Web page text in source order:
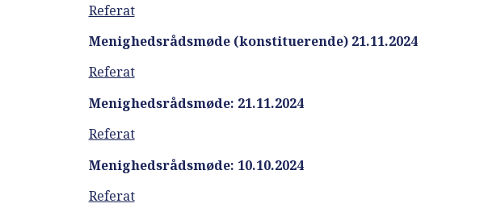
Referat
Menighedsrådsmøde (konstituerende) 21.11.2024
Referat
Menighedsrådsmøde: 21.11.2024
Referat
Menighedsrådsmøde: 10.10.2024
Referat